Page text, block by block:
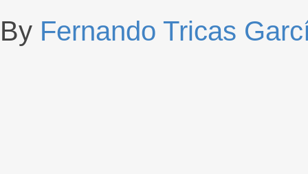
By Fernando Tricas